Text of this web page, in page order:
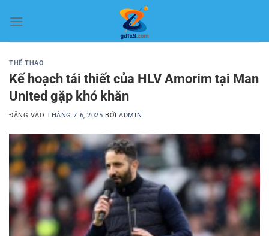
qua
THỂ THAO
Kế hoạch tái thiết của HLV Amorim tại Man
United gặp khó khăn
ĐĂNG VÀOTHÁNG 7 6, 2025 BỞIADMIN